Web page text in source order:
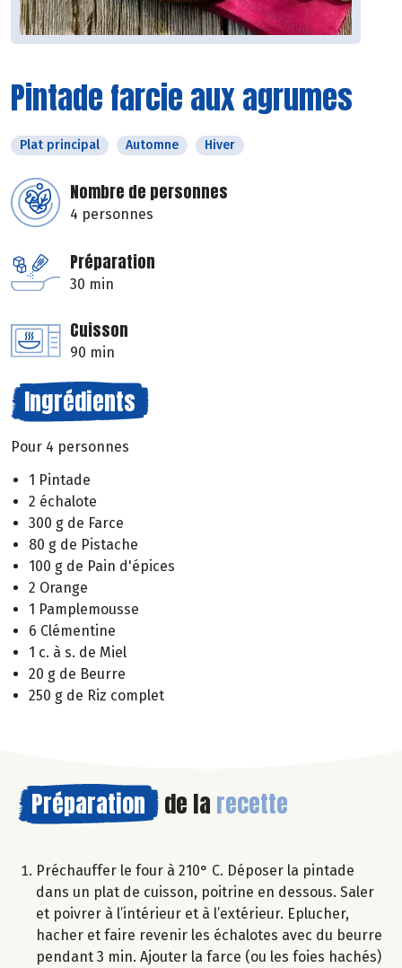
Pintade farcie aux agrumes
Plat principal Automne Hiver
Nombre de personnes
4 personnes
Préparation
30 min
Cuisson
90 min
Ingrédients
Pour 4 personnes
1 Pintade
2 échalote
300 g de Farce
80 g de Pistache
100 g de Pain d'épices
2 Orange
1 Pamplemousse
6 Clémentine
1 c. à s. de Miel
20 g de Beurre
250 g de Riz complet
Préparation de la recette
Préchauffer le four à 210° C. Déposer la pintade
dans un plat de cuisson, poitrine en dessous. Saler
et poivrer à l’intérieur et à l’extérieur. Eplucher,
hacher et faire revenir les échalotes avec du beurre
pendant 3 min. Ajouter la farce (ou les foies hachés)